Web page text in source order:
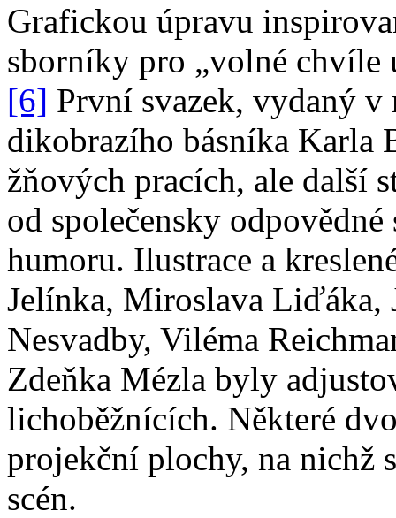
Grafickou úpravu
sborníky pro „volné chvíle
[6] První svazek, vydaný v
dikobrazího básníka Karla
žňových pracích, ale další
od společensky
humoru. Ilustrace a
Jelínka, Miroslava Liďáka,
Nesvadby, Viléma
Zdeňka Mézla byly
lichoběžnících. Některé
projekční plochy, na nichž
scén.